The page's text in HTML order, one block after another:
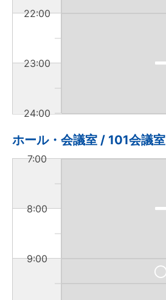
22:00
23:00
24:00
ホール・会議室 / 101会議室
7:00
8:00
9:00